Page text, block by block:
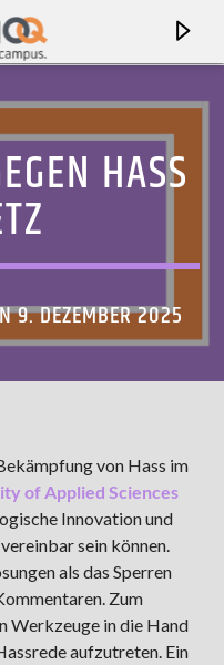
HASS
9. DEZEMBER 2025
von Hass im
of Applied Sciences
Innovation und
sein können.
als das Sperren
Zum
Werkzeuge in die Hand
aufzutreten. Ein